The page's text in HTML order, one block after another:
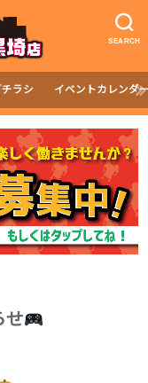
SEARCH
チラシ イベントカレンダ
せ